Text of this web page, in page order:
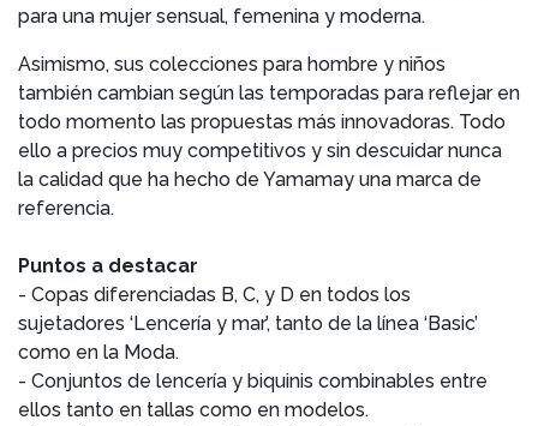
para una mujer sensual, femenina y moderna.
Asimismo, sus colecciones para hombre y niños
también cambian según las temporadas para reflejar en
todo momento las propuestas más innovadoras. Todo
ello a precios muy competitivos y sin descuidar nunca
la calidad que ha hecho de Yamamay una marca de
referencia.
Puntos a destacar
- Copas diferenciadas B, C, y D en todos los
sujetadores ‘Lencería y mar’, tanto de la línea ‘Basic’
como en la Moda.
- Conjuntos de lencería y biquinis combinables entre
ellos tanto en tallas como en modelos.